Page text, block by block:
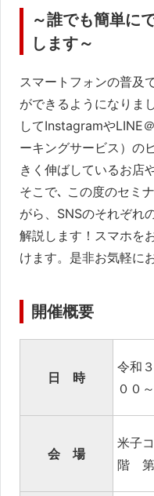
用
集
客・
売
上
伸
ば
す
方
法
～誰でも簡単に
します～
スマートフォンの普及
ができるようになりま
してInstagramやLINE
ーキングサービス）の
きく伸ばしているお店
そこで､ この度のセミ
がら、SNSのそれぞれ
解説します！スマホを
けます。是非お気軽に
開催概要
日 時
令和
００
会 場
米子
階 第